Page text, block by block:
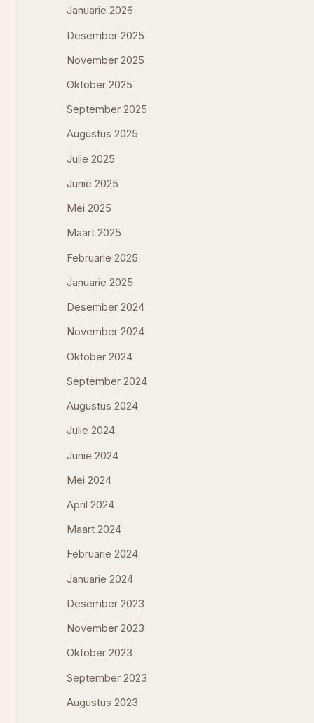
Januarie 2026
Desember 2025
November 2025
Oktober 2025
September 2025
Augustus 2025
Julie 2025
Junie 2025
Mei 2025
Maart 2025
Februarie 2025
Januarie 2025
Desember 2024
November 2024
Oktober 2024
September 2024
Augustus 2024
Julie 2024
Junie 2024
Mei 2024
April 2024
Maart 2024
Februarie 2024
Januarie 2024
Desember 2023
November 2023
Oktober 2023
September 2023
Augustus 2023